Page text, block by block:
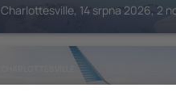
Charlottesville, 14 srpna 2026, 2